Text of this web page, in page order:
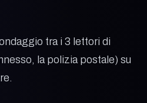
tra i 3 lettori di
la polizia postale) su